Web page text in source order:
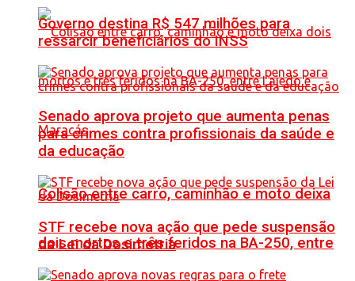
Colisão entre carro, caminhão e moto deixa
dois mortos e três feridos na BA-250, entre
Governo destina R$ 547 milhões para
ressarcir beneficiários do INSS
Senado aprova projeto que aumenta penas
para crimes contra profissionais da saúde e
da educação
STF recebe nova ação que pede suspensão
da Lei da Dosimetria